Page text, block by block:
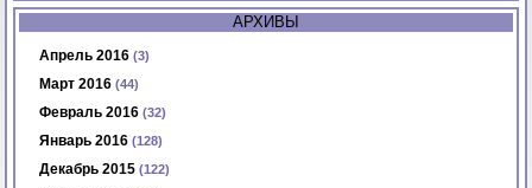
АРХИВЫ
Апрель 2016 (3)
Март 2016 (44)
Февраль 2016 (32)
Январь 2016 (128)
Декабрь 2015 (122)